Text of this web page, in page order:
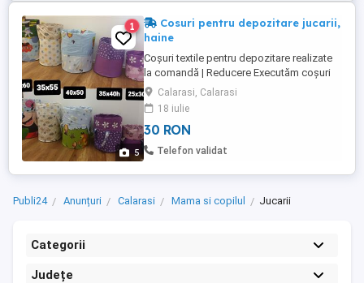
5
1
Cosuri pentru depozitare jucarii,
haine
Coșuri textile pentru depozitare realizate
la comandă | Reducere Executăm coșuri
textile pentru depozitare, practice și
decorative, ideale pentru: - jucării - haine
copii bebe - organizare dulapuri - produse
cosmetice sau accesorii - decor cameră
copil La comandă, orice 2 modele
Calarasi, Calarasi
18 iulie
30 RON
Telefon validat
Publi24 Anunțuri Calarasi Mama si copilul Jucarii
Categorii
Județe